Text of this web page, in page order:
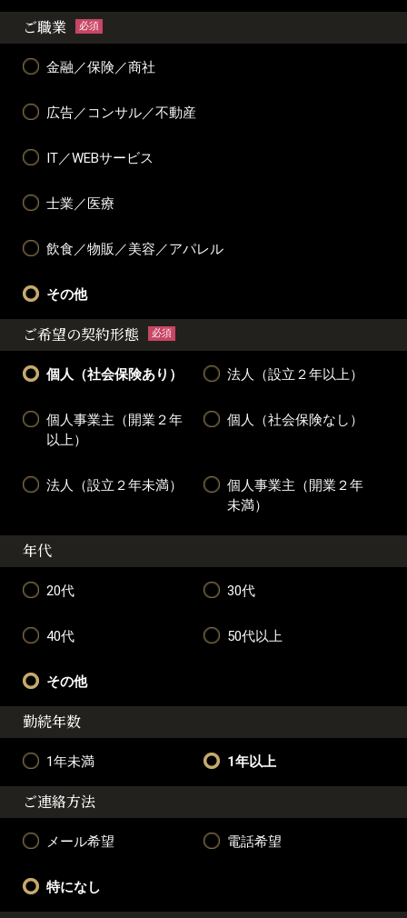
ご職業 必須
金融／保険／商社
広告／コンサル／不動産
IT／WEBサービス
士業／医療
飲食／物販／美容／アパレル
その他
ご希望の契約形態 必須
個人（社会保険あり） 法人（設立２年以上）
個人事業主（開業２年
以上）
個人（社会保険なし）
法人（設立２年未満）
個人事業主（開業２年
未満）
年代
20代 30代
40代 50代以上
その他
勤続年数
1年未満 1年以上
ご連絡方法
メール希望 電話希望
特になし